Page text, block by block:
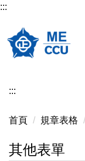
跳
主
要
區
:::
:::
首頁 規章表格
其他表單